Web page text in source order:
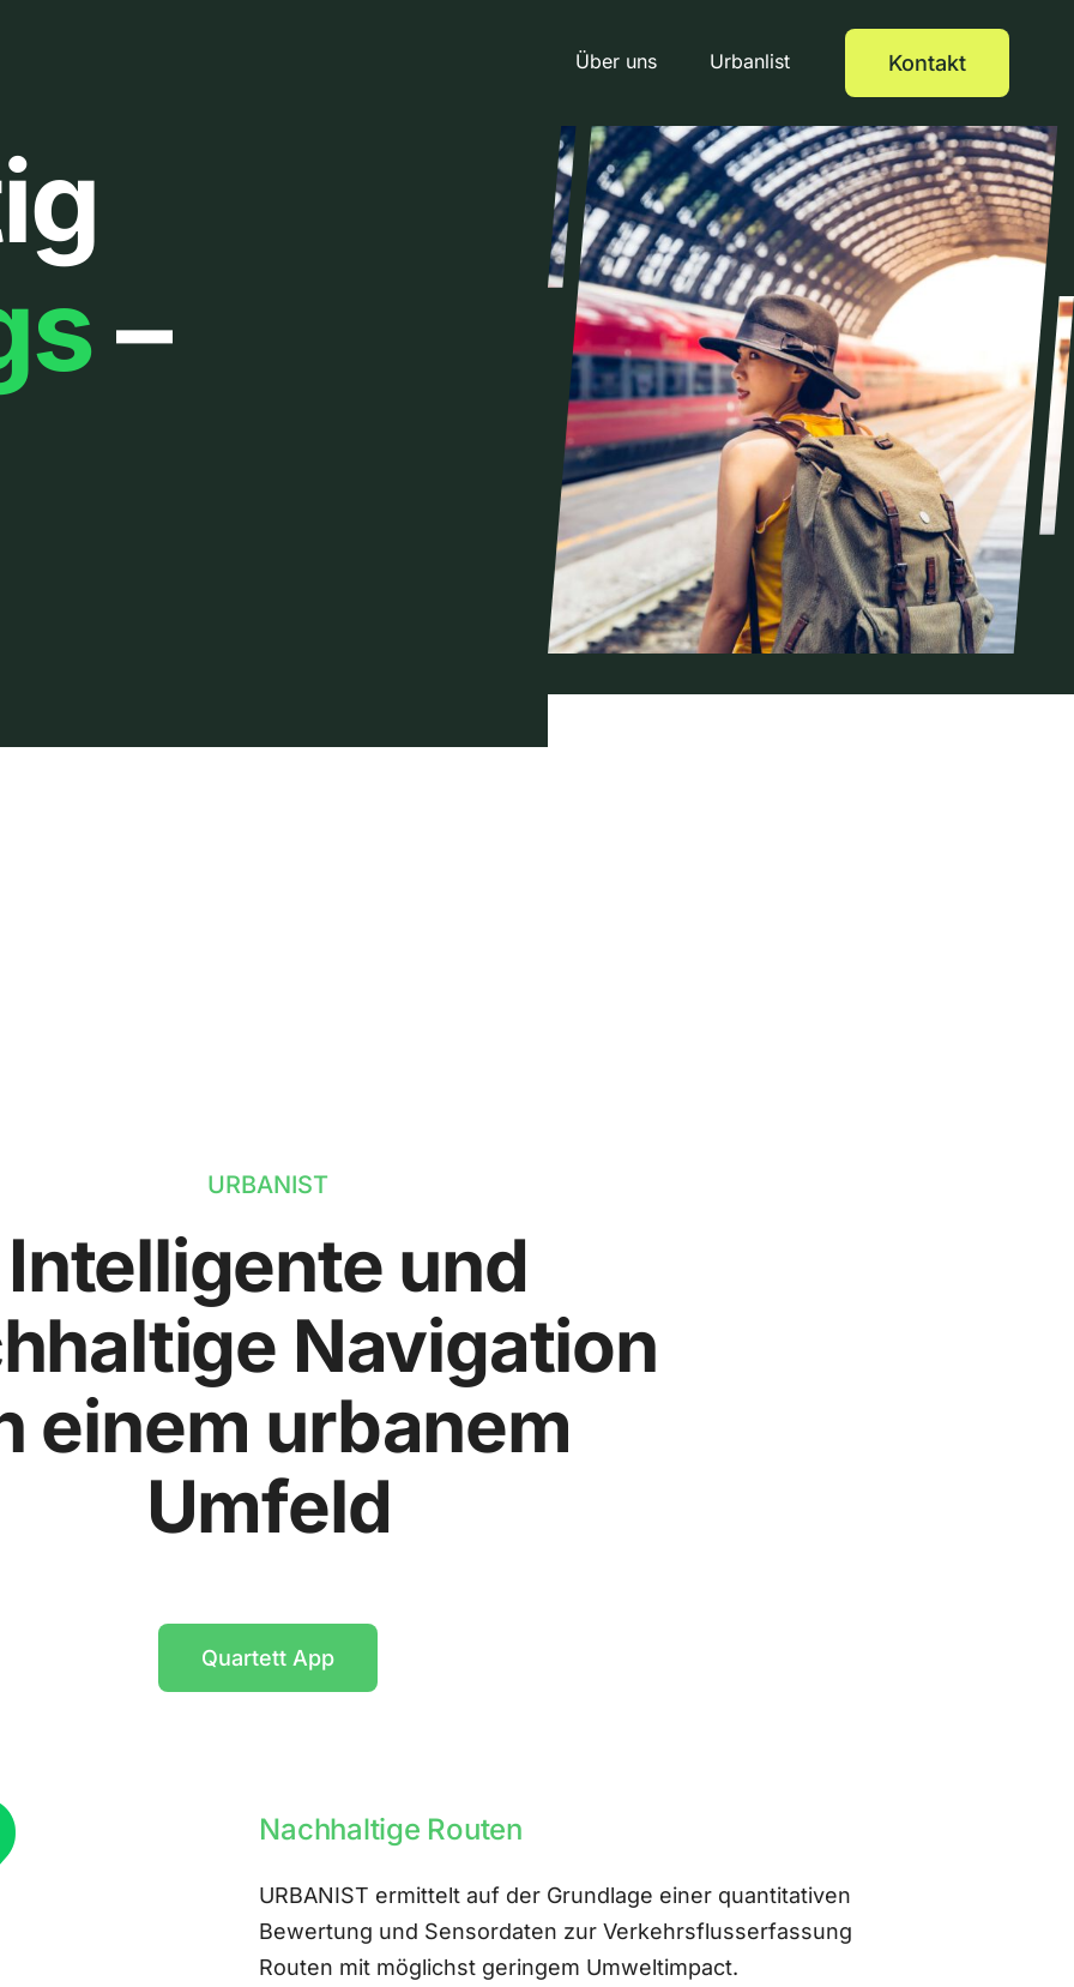
Über uns Urbanlist Kontakt
–
URBANIST
Intelligente und
Navigation
einem urbanem
Umfeld
Quartett App
Nachhaltige Routen
URBANIST ermittelt auf der Grundlage einer quantitativen
Bewertung und Sensordaten zur Verkehrsflusserfassung
Routen mit möglichst geringem Umweltimpact.